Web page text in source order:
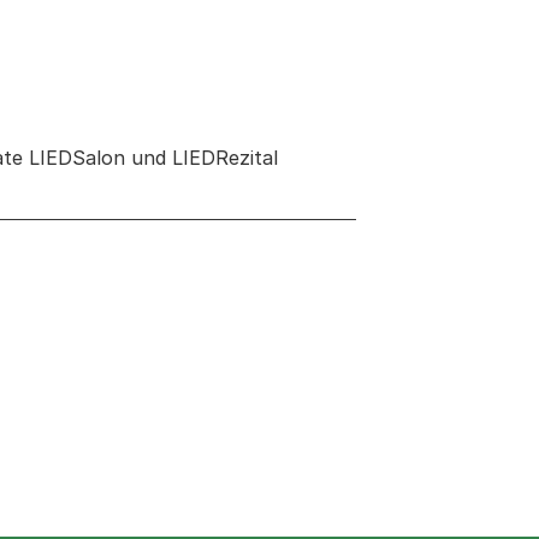
LIEDSalon und LIEDRezital